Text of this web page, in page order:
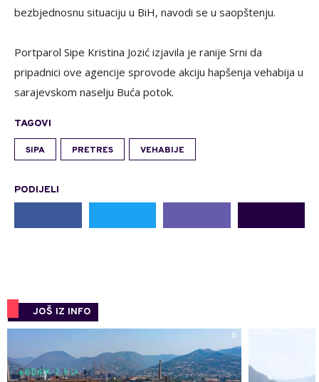
bezbjednosnu situaciju u BiH, navodi se u saopštenju.
Portparol Sipe Kristina Jozić izjavila je ranije Srni da
pripadnici ove agencije sprovode akciju hapšenja vehabija u
sarajevskom naselju Buća potok.
TAGOVI
SIPA PRETRES VEHABIJE
PODIJELI
JOŠ IZ INFO
0